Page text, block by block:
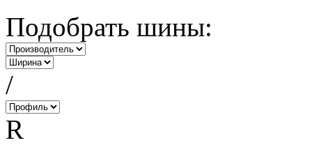
Подобрать шины:
/
R